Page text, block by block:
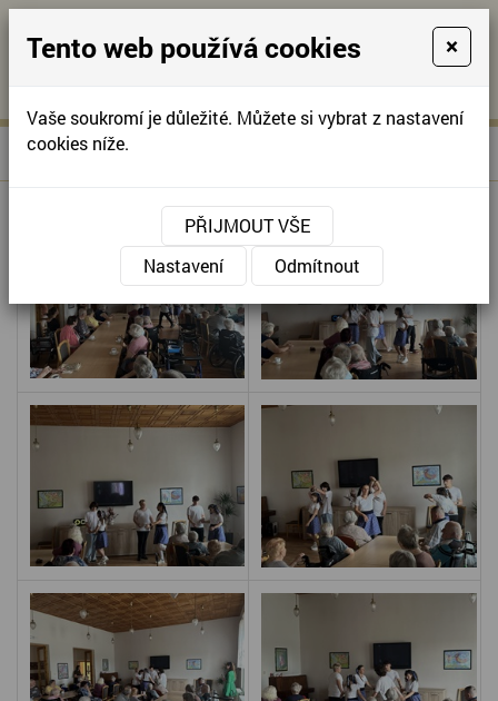
+420info@domov-
Úvodní stránka
Tento web používá cookies ×
Vaše soukromí je důležité. Můžete si vybrat z nastavení
cookies níže.
PŘIJMOUT VŠE
Nastavení
Odmítnout